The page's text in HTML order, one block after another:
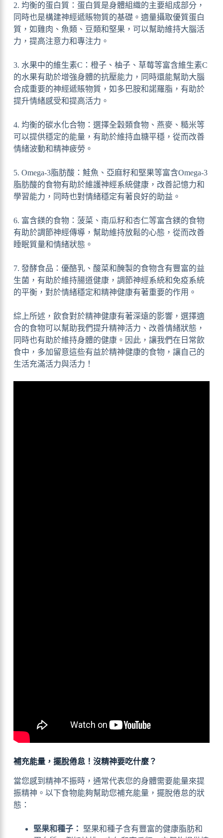
2. 均衡的蛋白質：蛋白質是身體組織的主要組成部分，
同時也是構建神經遞賬物質的基礎。適量攝取優質蛋白
質，如雞肉、魚類、豆類和堅果，可以幫助維持大腦活
力，提高注意力和專注力。
3. 水果中的維生素C：橙子、柚子、草莓等富含維生素C
的水果有助於增強身體的抗壓能力，同時還能幫助大腦
合成重要的神經遞賬物質，如多巴胺和諾羅脂，有助於
提升情緒感受和提高活力。
4. 均衡的碳水化合物：選擇全穀類食物、燕麥、糙米等
可以提供穩定的能量，有助於維持血糖平穩，從而改善
情緒波動和精神疲勞。
5. Omega-3脂肪酸：鮭魚、亞麻籽和堅果等富含Omega-3
脂肪酸的食物有助於維護神經系統健康，改善記憶力和
學習能力，同時也對情緒穩定有著良好的助益。
6. 富含鎂的食物：菠菜、南瓜籽和杏仁等富含鎂的食物
有助於調節神經傳導，幫助維持放鬆的心態，從而改善
睡眠質量和情緒狀態。
7. 發酵食品：優酪乳、酸菜和醃製的食物含有豐富的益
生菌，有助於維持腸道健康，調節神經系統和免疫系統
的平衡，對於情緒穩定和精神健康有著重要的作用。
綜上所述，飲食對於精神健康有著深遠的影響，選擇適
合的食物可以幫助我們提升精神活力、改善情緒狀態，
同時也有助於維持身體的健康。因此，讓我們在日常飲
食中，多加留意這些有益於精神健康的食物，讓自己的
生活充滿活力與活力！
補充能量，擺脫倦怠！沒精神要吃什麼？
當您感到精神不振時，通常代表您的身體需要能量來提
振精神。以下食物能夠幫助您補充能量，擺脫倦怠的狀
態：
堅果和種子：
堅果和種子含有豐富的健康脂肪和